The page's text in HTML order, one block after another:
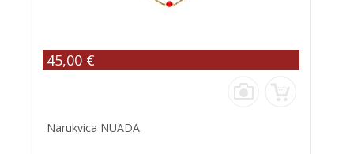
45,00 €
Narukvica NUADA